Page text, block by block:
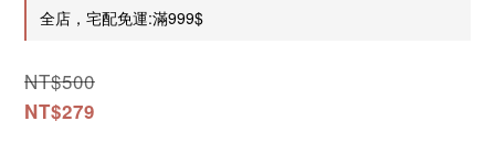
全店，宅配免運:滿999$
NT$500
NT$279